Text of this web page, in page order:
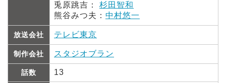
兎原跳吉： 杉田智和
熊谷みつ夫： 中村悠一
放送会社 テレビ東京
制作会社 スタジオブラン
話数 13